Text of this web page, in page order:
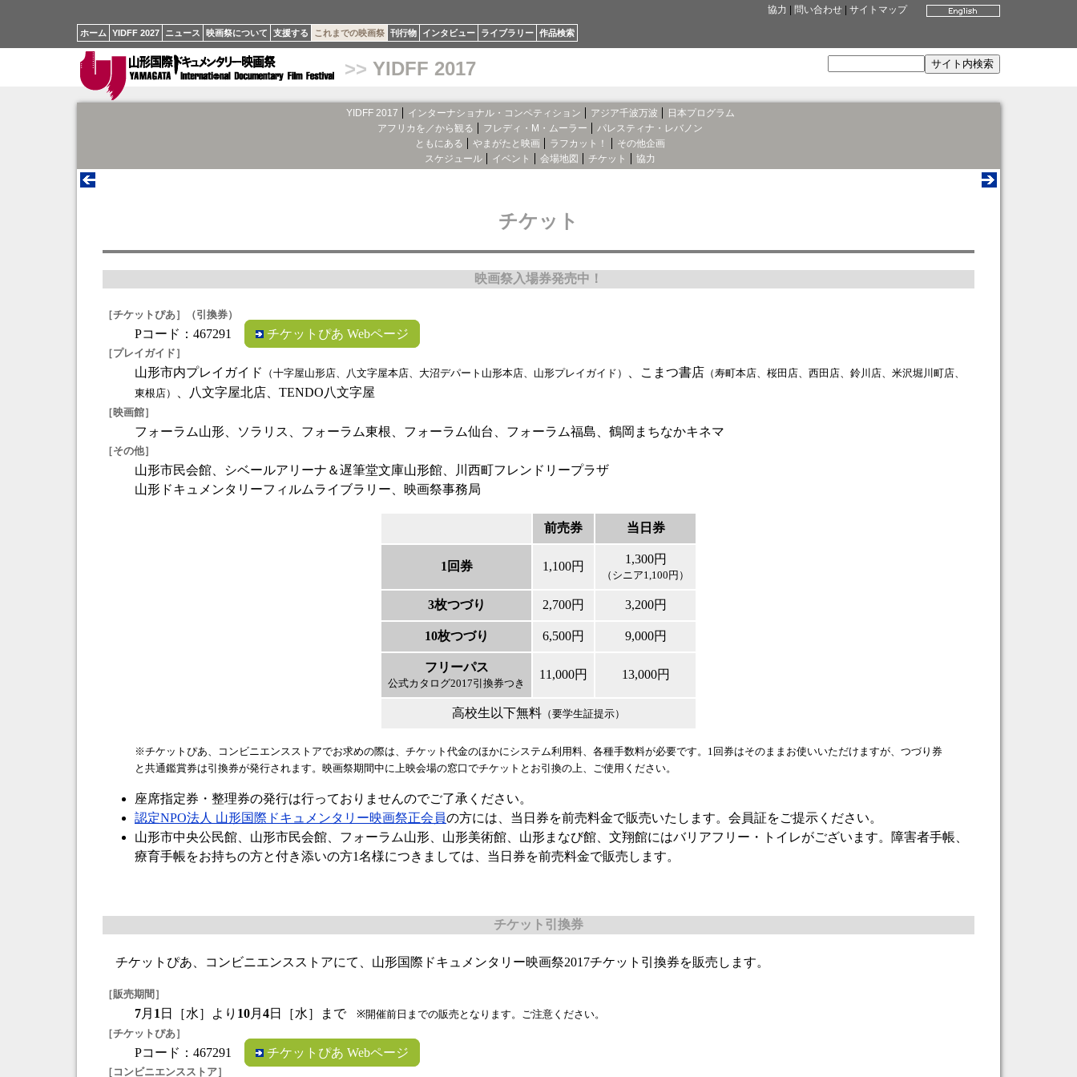
協力 問い合わせ サイトマップ
ホーム YIDFF 2027 ニュース 映画祭について 支援する これまでの映画祭 刊行物 インタビュー ライブラリー 作品検索
>> YIDFF 2017
YIDFF 2017 インターナショナル・コンペティション アジア千波万波
日本プログラム
アフリカを／から観る
フレディ・M・ムーラー
パレスティナ・レバノン
ともにある
やまがたと映画 ラフカット！
その他企画
スケジュール
イベント 会場地図 チケット 協力
チケット
映画祭入場券発売中！
［チケットぴあ］（引換券）
Pコード：467291 チケットぴあ Webページ
［プレイガイド］
山形市内プレイガイド （十字屋山形店、八文字屋本店、大沼デパート山形本店、山形プレイガイド） 、こまつ書店 （寿町本店、桜田店、西田店、鈴川店、米沢堀川町店、
東根店）
、八文字屋北店、TENDO八文字屋
［映画館］
フォーラム山形、ソラリス、フォーラム東根、フォーラム仙台、フォーラム福島、鶴岡まちなかキネマ
［その他］
山形市民会館、シベールアリーナ＆遅筆堂文庫山形館、川西町フレンドリープラザ
山形ドキュメンタリーフィルムライブラリー、映画祭事務局
前売券 当日券
1回券 1,100円
1,300円
（シニア1,100円）
3枚つづり 2,700円 3,200円
10枚つづり 6,500円 9,000円
フリーパス
公式カタログ2017引換券つき
11,000円 13,000円
高校生以下無料 （要学生証提示）
※チケットぴあ、コンビニエンスストアでお求めの際は、チケット代金のほかにシステム利用料、各種手数料が必要です。1回券はそのままお使いいただけますが、つづり券
と共通鑑賞券は引換券が発行されます。映画祭期間中に上映会場の窓口でチケットとお引換の上、ご使用ください。
座席指定券・整理券の発行は行っておりませんのでご了承ください。
認定NPO法人 山形国際ドキュメンタリー映画祭正会員の方には、当日券を前売料金で販売いたします。会員証をご提示ください。
山形市中央公民館、山形市民会館、フォーラム山形、山形美術館、山形まなび館、文翔館にはバリアフリー・トイレがございます。障害者手帳、
療育手帳をお持ちの方と付き添いの方1名様につきましては、当日券を前売料金で販売します。
チケット引換券
チケットぴあ、コンビニエンスストアにて、山形国際ドキュメンタリー映画祭2017チケット引換券を販売します。
［販売期間］
7月 1 日［水］より 10月 4日［水］まで※開催前日までの販売となります。ご注意ください。
［チケットぴあ］
Pコード：467291 チケットぴあ Webページ
［コンビニエンスストア］